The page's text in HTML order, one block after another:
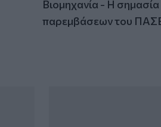
Βιομηχανία - Η
παρεμβάσεων του